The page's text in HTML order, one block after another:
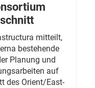
mitteilt,
bestehende
Planung und
auf
des Orient/East-